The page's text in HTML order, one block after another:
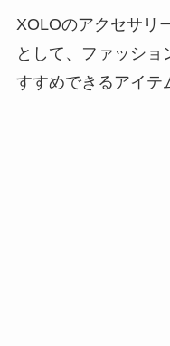
XOLOのアクセサリ
として、ファッシ
すすめできるアイテ